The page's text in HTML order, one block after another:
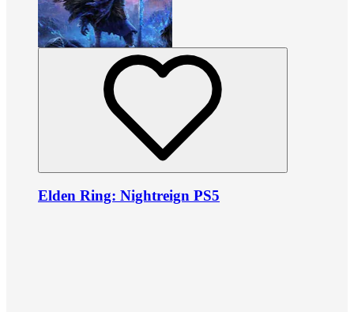
Elden Ring: Nightreign PS5